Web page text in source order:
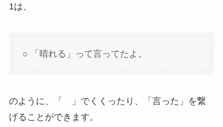
1は、
○ 「晴れる」って言ってたよ。
のように、「 」でくくったり、「言った」を繋
げることができます。